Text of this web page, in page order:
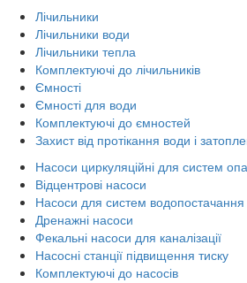
Лічильники
Лічильники води
Лічильники тепла
Комплектуючі до лічильників
Ємності
Ємності для води
Комплектуючі до ємностей
Захист від протікання води і
Насоси циркуляційні для систем
Відцентрові насоси
Насоси для систем водопостачання
Дренажні насоси
Фекальні насоси для каналізації
Насосні станції підвищення тиску
Комплектуючі до насосів